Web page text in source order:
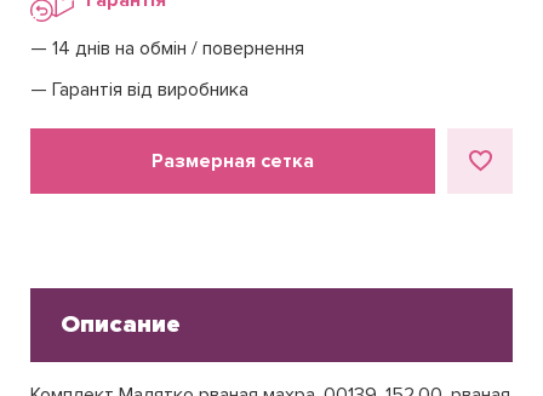
14 днів на обмін / повернення
Гарантія від виробника
Размерная сетка
Описание